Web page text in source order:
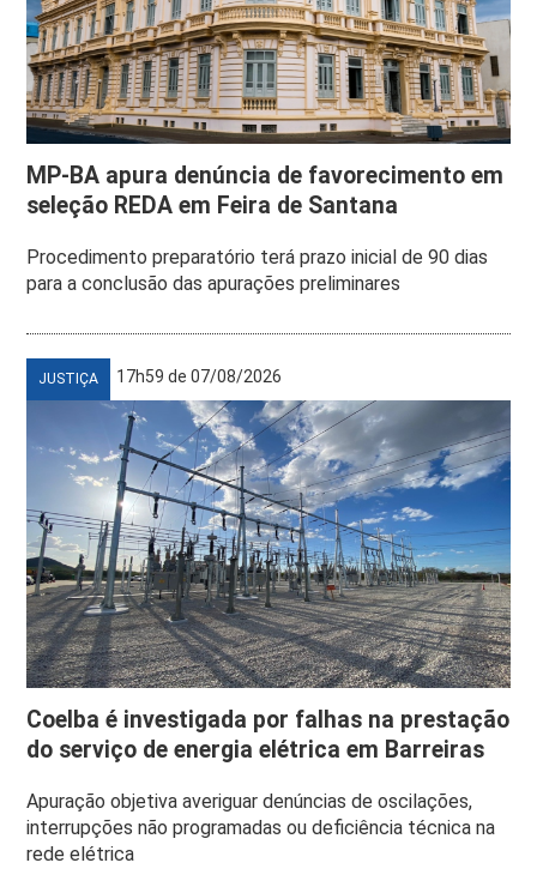
MP-BA apura denúncia de favorecimento em
seleção REDA em Feira de Santana
Procedimento preparatório terá prazo inicial de 90 dias
para a conclusão das apurações preliminares
JUSTIÇA 17h59 de 07/08/2026
Coelba é investigada por falhas na prestação
do serviço de energia elétrica em Barreiras
Apuração objetiva averiguar denúncias de oscilações,
interrupções não programadas ou deficiência técnica na
rede elétrica